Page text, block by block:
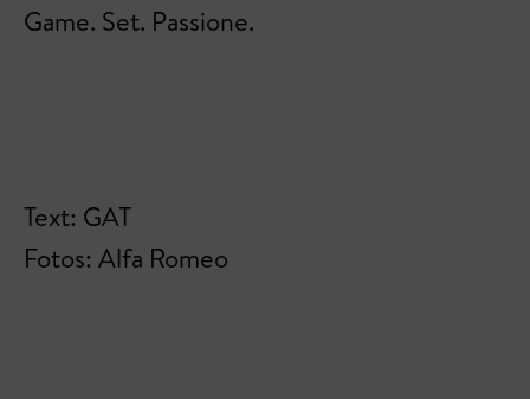
Game. Set. Passione.
Text: GAT
Fotos: Alfa Romeo